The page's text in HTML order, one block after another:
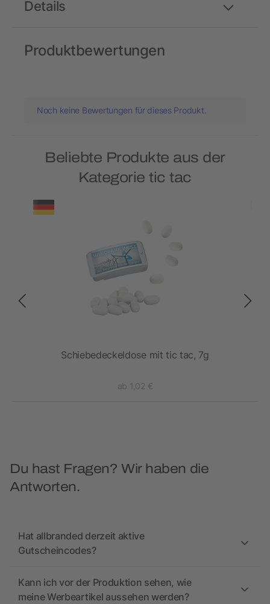
Details
Produktbewertungen
Noch keine Bewertungen für dieses Produkt.
Beliebte Produkte aus der
Kategorie tic tac
Schiebedeckeldose mit tic tac, 7g
ab 1,02 €
Du hast Fragen? Wir haben die
Antworten.
Hat allbranded derzeit aktive
Gutscheincodes?
Kann ich vor der Produktion sehen, wie
meine Werbeartikel aussehen werden?